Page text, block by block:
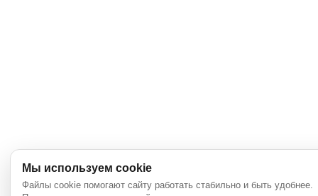
Мы используем cookie
Файлы cookie помогают сайту работать стабильно и быть удобнее.